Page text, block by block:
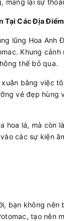
mang lại sự
Tại Các Địa
lũng Hoa Anh
Khung
thể bỏ qua.
bằng việc
vẻ đẹp hùng
hoa lá, mà còn
các sự kiện
bạn không nên
tạo nên